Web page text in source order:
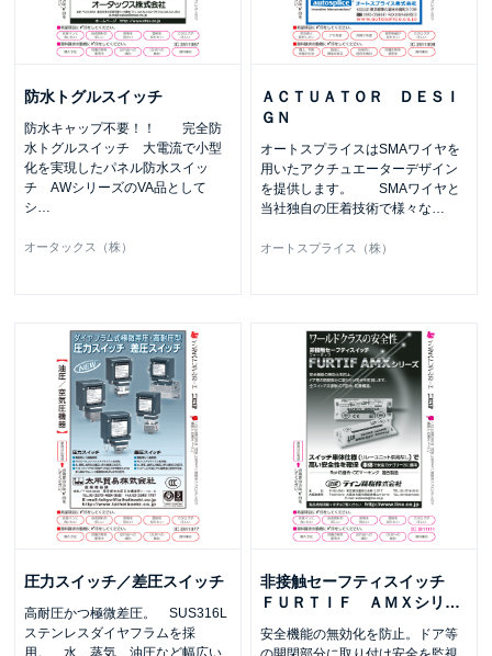
防水トグルスイッチ
防水キャップ不要！！ 完全防
水トグルスイッチ 大電流で小型
化を実現したパネル防水スイッ
チ AWシリーズのVA品として
シ…
オータックス（株）
ＡＣＴＵＡＴＯＲ ＤＥＳＩ
ＧＮ
オートスプライスはSMAワイヤを
用いたアクチュエーターデザイン
を提供します。 SMAワイヤと
当社独自の圧着技術で様々な…
オートスプライス（株）
圧力スイッチ／差圧スイッチ
高耐圧かつ極微差圧。 SUS316L
ステンレスダイヤフラムを採
用。 水、蒸気、油圧など幅広い
非接触セーフティスイッチ
ＦＵＲＴＩＦ ＡＭＸシリ …
安全機能の無効化を防止。ドア等